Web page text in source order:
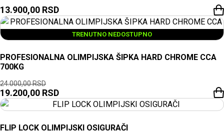
13.900,00 RSD
TRENUTNO NEDOSTUPNO
PROFESIONALNA OLIMPIJSKA ŠIPKA HARD CHROME CCA
700KG
24.000,00RSD
19.200,00 RSD
FLIP LOCK OLIMPIJSKI OSIGURAČI